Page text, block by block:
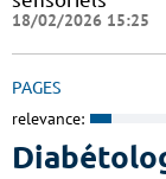
18/02/2026 15:25
PAGES
relevance: